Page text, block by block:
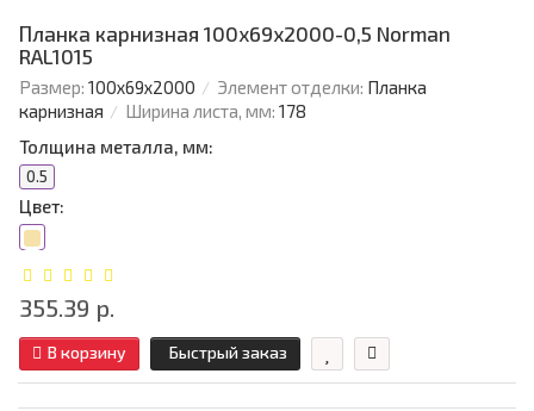
Планка карнизная 100х69х2000-0,5 Norman
RAL1015
Размер: 100х69х2000 Элемент отделки: Планка
карнизная
Ширина листа, мм: 178
Толщина металла, мм:
0.5
Цвет:
355.39 р.
В корзину Быстрый заказ